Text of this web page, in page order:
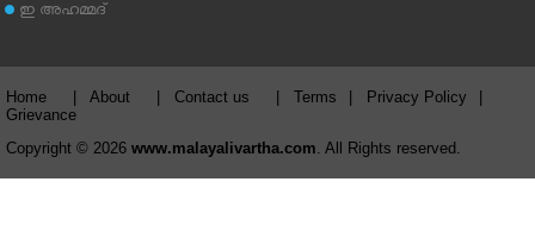
ഇ അഹമ്മദ്‌
Home About Contact us Terms Privacy Policy
Grievance
Copyright © 2026 www.malayalivartha.com . All Rights reserved.